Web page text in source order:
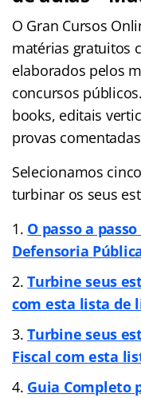
O Gran Cursos
matérias gratuitos
elaborados pelos
concursos
books, editais
provas
Selecionamos
turbinar os seus
O passo a
Defensoria
Turbine seus
com esta lista de
Turbine seus
Fiscal com esta
Guia Completo